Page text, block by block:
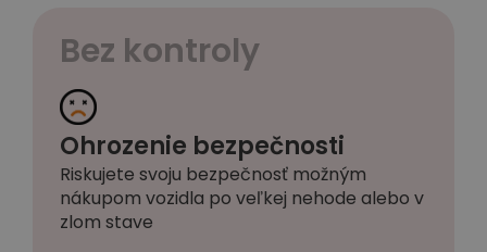
Bez kontroly
Ohrozenie bezpečnosti
Riskujete svoju bezpečnosť možným
nákupom vozidla po veľkej nehode alebo v
zlom stave